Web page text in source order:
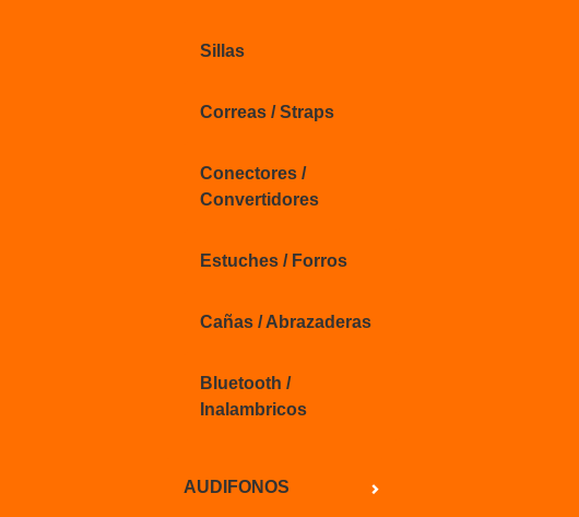
Sillas
Correas / Straps
Conectores /
Convertidores
Estuches / Forros
Cañas / Abrazaderas
Bluetooth /
Inalambricos
AUDIFONOS